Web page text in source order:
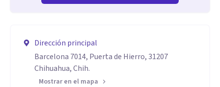
Dirección principal
Barcelona 7014, Puerta de Hierro, 31207
Chihuahua, Chih.
Mostrar en el mapa